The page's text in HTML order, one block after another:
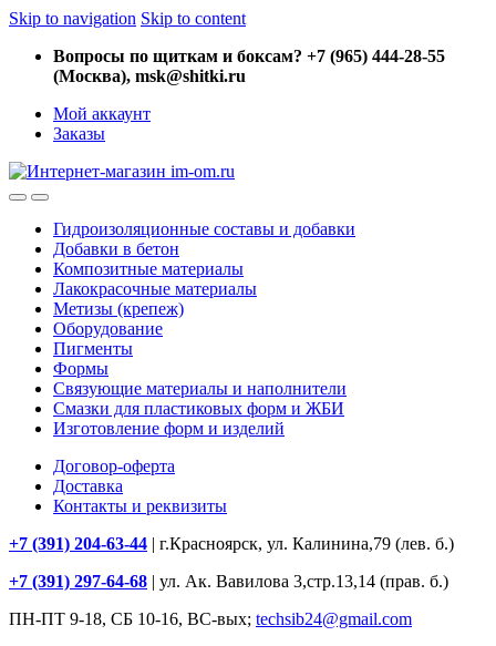
Skip to navigation Skip to content
Вопросы по щиткам и боксам? +7 (965) 444-28-55
(Москва), msk@shitki.ru
Мой аккаунт
Заказы
Гидроизоляционные составы и добавки
Добавки в бетон
Композитные материалы
Лакокрасочные материалы
Метизы (крепеж)
Оборудование
Пигменты
Формы
Связующие материалы и наполнители
Смазки для пластиковых форм и ЖБИ
Изготовление форм и изделий
Договор-оферта
Доставка
Контакты и реквизиты
+7 (391) 204-63-44 | г.Красноярск, ул. Калинина,79 (лев. б.)
+7 (391) 297-64-68 | ул. Ак. Вавилова 3,стр.13,14 (прав. б.)
ПН-ПТ 9-18, СБ 10-16, ВС-вых; techsib24@gmail.com